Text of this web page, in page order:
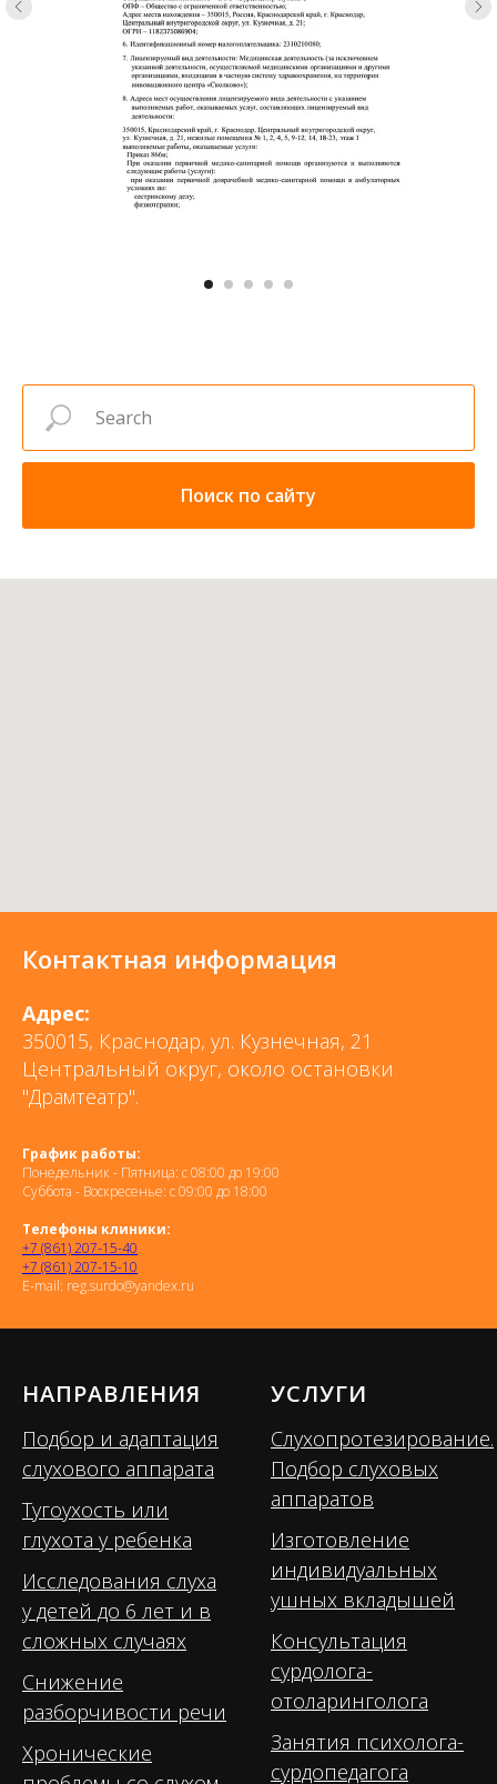
Поиск по сайту
Контактная информация
Адрес:
350015, Краснодар, ул. Кузнечная, 21
Центральный округ, около остановки
"Драмтеатр".
График работы:
Понедельник - Пятница: с 08:00 до 19:00
Суббота - Воскресенье: с 09:00 до 18:00
Телефоны клиники:
+7 (861) 207-15-40
+7 (861) 207-15-10
E-mail: reg.surdo@yandex.ru
НАПРАВЛЕНИЯ
Подбор и адаптация
слухового аппарата
Тугоухость или
глухота у ребенка
Исследования слуха
у детей до 6 лет и в
сложных случаях
Снижение
разборчивости речи
Хронические
УСЛУГИ
Слухопротезирование.
Подбор слуховых
аппаратов
Изготовление
индивидуальных
ушных вкладышей
Консультация
сурдолога-
отоларинголога
Занятия психолога-
сурдопедагога